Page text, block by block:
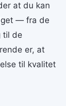
at du kan
— fra de
til de
er, at
til kvalitet